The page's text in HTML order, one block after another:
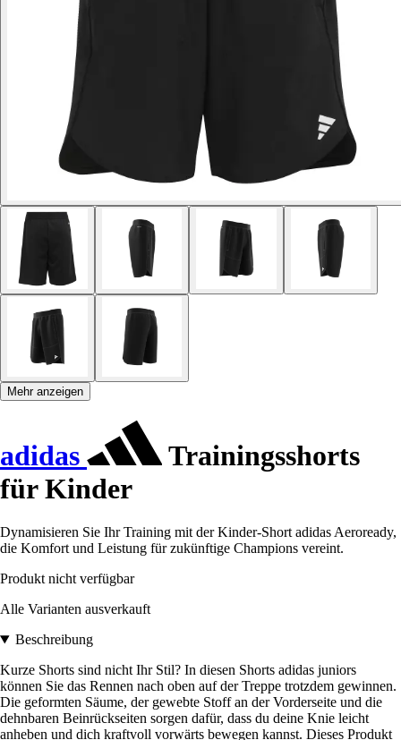
Mehr anzeigen
adidas
Trainingsshorts
für Kinder
Dynamisieren Sie Ihr Training mit der Kinder-Short adidas Aeroready,
die Komfort und Leistung für zukünftige Champions vereint.
Produkt nicht verfügbar
Alle Varianten ausverkauft
Beschreibung
Kurze Shorts sind nicht Ihr Stil? In diesen Shorts adidas juniors
können Sie das Rennen nach oben auf der Treppe trotzdem gewinnen.
Die geformten Säume, der gewebte Stoff an der Vorderseite und die
dehnbaren Beinrückseiten sorgen dafür, dass du deine Knie leicht
anheben und dich kraftvoll vorwärts bewegen kannst. Dieses Produkt